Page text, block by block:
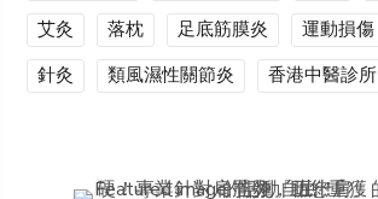
艾灸
落枕 足底筋膜炎 運動損傷
針灸
類風濕性關節炎 香港中醫診所